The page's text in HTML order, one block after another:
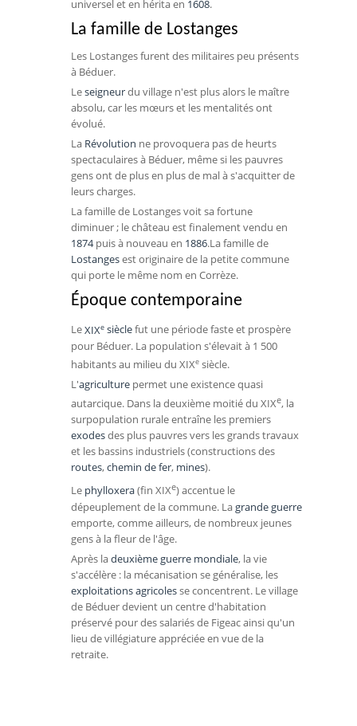
universel et en hérita en 1608.
La famille de Lostanges
Les Lostanges furent des militaires peu présents
à Béduer.
Leseigneurdu village n'est plus alors le maître
absolu, car les mœurs et les mentalités ont
évolué.
La Révolution ne provoquera pas de heurts
spectaculaires à Béduer, même si les pauvres
gens ont de plus en plus de mal à s'acquitter de
leurs charges.
La famille de Lostanges voit sa fortune
diminuer ; le château est finalement vendu en
1874puis à nouveau en 1886.La famille de
Lostangesest originaire de la petite commune
qui porte le même nom en Corrèze.
Époque contemporaine
LeXIXe sièclefut une période faste et prospère
pour Béduer. La population s'élevait à 1 500
habitants au milieu du XIXe siècle.
L'agriculture permet une existence quasi
autarcique. Dans la deuxième moitié du XIXe, la
surpopulation rurale entraîne les premiers
exodesdes plus pauvres vers les grands travaux
et les bassins industriels (constructions des
routes,chemin de fer, mines).
Le phylloxera(fin XIXe) accentue le
dépeuplement de la commune. Lagrande guerre
emporte, comme ailleurs, de nombreux jeunes
gens à la fleur de l'âge.
Après ladeuxième guerre mondiale, la vie
s'accélère : la mécanisation se généralise, les
exploitations agricolesse concentrent. Le village
de Béduer devient un centre d'habitation
préservé pour des salariés de Figeac ainsi qu'un
lieu de villégiature appréciée en vue de la
retraite.